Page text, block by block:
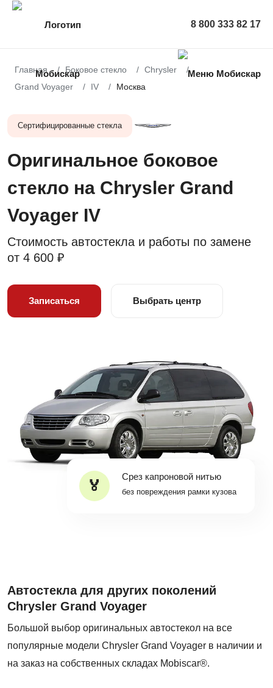
8 800 333 82 17
Главная Боковое стекло
Chrysler
Grand Voyager
IV Москва
Сертифицированные стекла
Оригинальное боковое
стекло на Chrysler Grand
Voyager IV
Стоимость автостекла и работы по замене
от 4 600 ₽
Записаться Выбрать центр
Срез капроновой нитью
без повреждения рамки кузова
Автостекла для других поколений
Chrysler Grand Voyager
Большой выбор оригинальных автостекол на все
популярные модели Chrysler Grand Voyager в наличии и
на заказ на собственных складах Mobiscar®.